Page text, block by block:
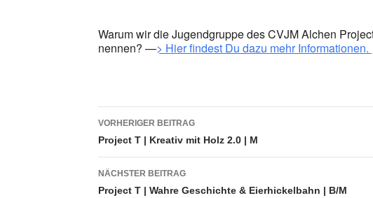
Warum wir die Jugendgruppe des CVJM Alchen
nennen? —> Hier findest Du dazu mehr Informationen.
Beitragsnavigation
VORHERIGER BEITRAG
Project T | Kreativ mit Holz 2.0 | M
NÄCHSTER BEITRAG
Project T | Wahre Geschichte & Eierhickelbahn | B/M